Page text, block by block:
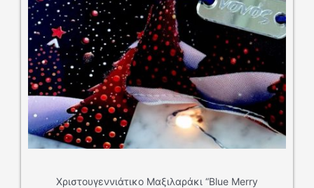
Μαξιλαράκι “Blue Merry